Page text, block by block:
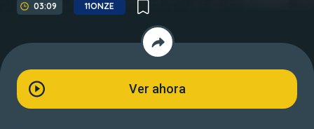
03:09 11ONZE
Ver ahora